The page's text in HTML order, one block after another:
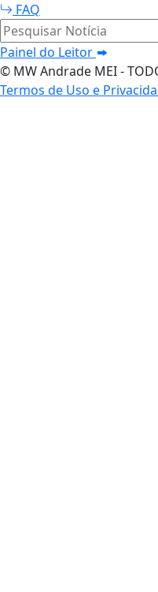
FAQ
Pesquisar Notícia
Painel do Leitor
© MW Andrade MEI -
Termos de Uso e